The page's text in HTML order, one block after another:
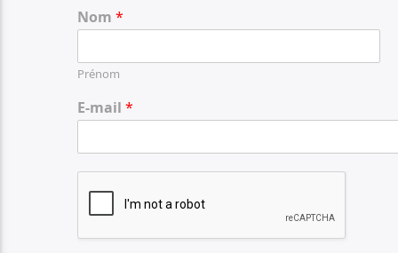
Nom *
Prénom
E-mail *